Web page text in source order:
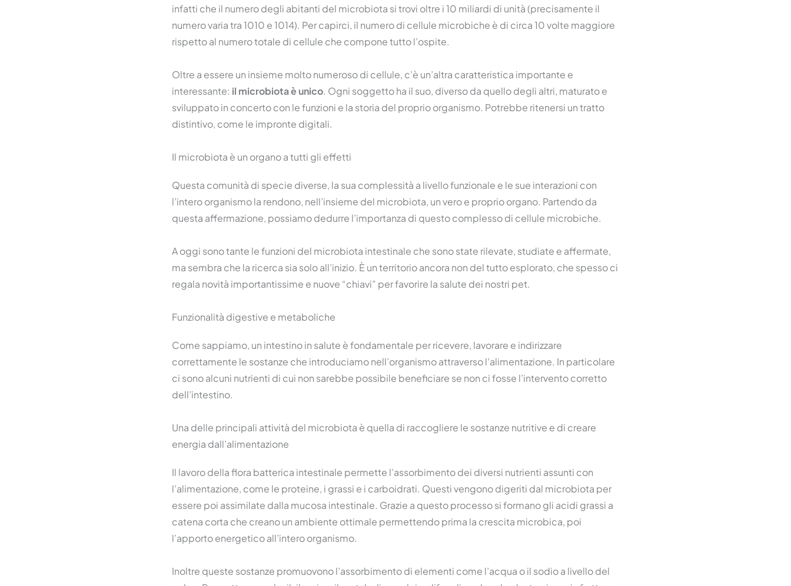
infatti che il numero degli abitanti del microbiota si trovi oltre i 10 miliardi di unità (precisamente il
numero varia tra 1010 e 1014). Per capirci, il numero di cellule microbiche è di circa 10 volte maggiore
rispetto al numero totale di cellule che compone tutto l’ospite.
Oltre a essere un insieme molto numeroso di cellule, c’è un’altra caratteristica importante e
interessante: il microbiota è unico. Ogni soggetto ha il suo, diverso da quello degli altri, maturato e
sviluppato in concerto con le funzioni e la storia del proprio organismo. Potrebbe ritenersi un tratto
distintivo, come le impronte digitali.
Il microbiota è un organo a tutti gli effetti
Questa comunità di specie diverse, la sua complessità a livello funzionale e le sue interazioni con
l’intero organismo la rendono, nell’insieme del microbiota, un vero e proprio organo. Partendo da
questa affermazione, possiamo dedurre l’importanza di questo complesso di cellule microbiche.
A oggi sono tante le funzioni del microbiota intestinale che sono state rilevate, studiate e affermate,
ma sembra che la ricerca sia solo all’inizio. È un territorio ancora non del tutto esplorato, che spesso ci
regala novità importantissime e nuove “chiavi” per favorire la salute dei nostri pet.
Funzionalità digestive e metaboliche
Come sappiamo, un intestino in salute è fondamentale per ricevere, lavorare e indirizzare
correttamente le sostanze che introduciamo nell’organismo attraverso l’alimentazione. In particolare
ci sono alcuni nutrienti di cui non sarebbe possibile beneficiare se non ci fosse l’intervento corretto
dell’intestino.
Una delle principali attività del microbiota è quella di raccogliere le sostanze nutritive e di creare
energia dall’alimentazione
Il lavoro della flora batterica intestinale permette l’assorbimento dei diversi nutrienti assunti con
l’alimentazione, come le proteine, i grassi e i carboidrati. Questi vengono digeriti dal microbiota per
essere poi assimilate dalla mucosa intestinale. Grazie a questo processo si formano gli acidi grassi a
catena corta che creano un ambiente ottimale permettendo prima la crescita microbica, poi
l’apporto energetico all’intero organismo.
Inoltre queste sostanze promuovono l’assorbimento di elementi come l’acqua o il sodio a livello del